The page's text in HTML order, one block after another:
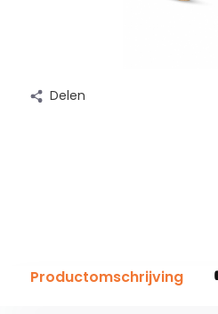
Delen
Productomschrijving